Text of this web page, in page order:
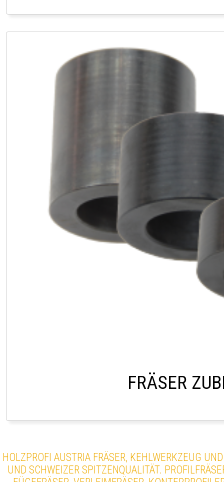
FRÄSER
HOLZPROFI AUSTRIA FRÄSER, KEHLWERKZEUG
UND SCHWEIZER SPITZENQUALITÄT.